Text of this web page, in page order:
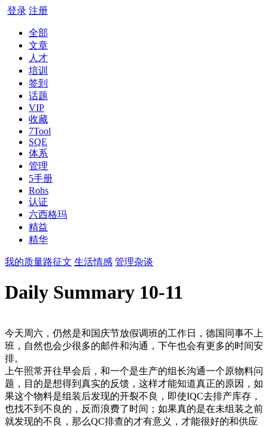
登录 注册
全部
文章
人才
培训
签到
话题
VIP
收藏
7Tool
SQE
体系
管理
5手册
Rohs
认证
六西格玛
精益
精华
我的质量路征文 生活情感 管理杂谈
Daily Summary 10-11
今天周六，仍然是和国庆节放假调班的工作日，德国同事不上
班，自然也会少很多的邮件和沟通，下午也会有更多的时间安
排。
上午照常开往早会后，和一个是生产的组长沟通一个原物料问
题，目的是想得到真实的反馈，这样才能知道真正的原因，如
果这个物料是组装后发现的开裂不良，即使IQC去排产库存，
也找不到不良的，反而浪费了时间；如果真的是在未组装之前
就发现的不良，那么QC排查的才有意义，才能很好的和供应